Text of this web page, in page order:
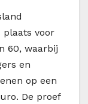
plaats voor
60, waarbij
en
op een
De proef